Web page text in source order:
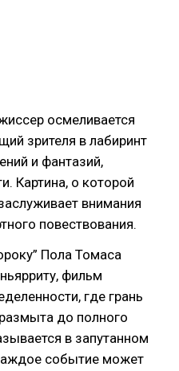
осмеливается
зрителя в лабиринт
и фантазий,
Картина, о которой
внимания
повествования.
Пола Томаса
фильм
где грань
до полного
в запутанном
событие может